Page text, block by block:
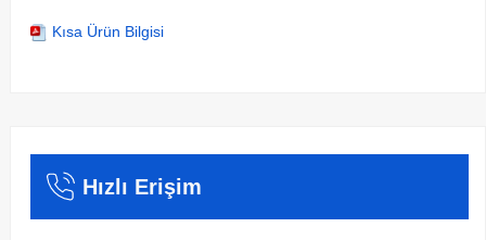
Kısa Ürün Bilgisi
Hızlı Erişim